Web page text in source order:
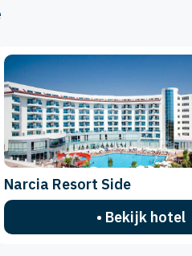
Narcia Resort Side
• Bekijk hotel